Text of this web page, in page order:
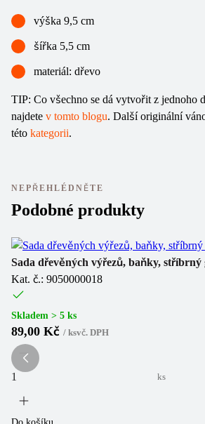
výška 9,5 cm
šířka 5,5 cm
materiál: dřevo
TIP: Co všechno se dá vytvořit z jednoho
najdete v tomto blogu. Další originální
této kategorii.
NEPŘEHLÉDNĚTE
Podobné produkty
Sada dřevěných výřezů, baňky, stříbrný
Kat. č.: 9050000018
Skladem > 5 ks
89,00 Kč / ksvč. DPH
ks